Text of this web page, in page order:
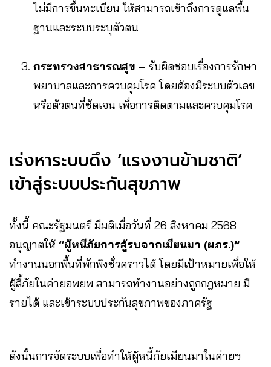
ไม่มีการขึ้นทะเบียน ให้สามารถเข้าถึงการดูแลพื้น
ฐานและระบบระบุตัวตน
กระทรวงสาธารณสุข – รับผิดชอบเรื่องการรักษา
พยาบาลและการควบคุมโรค โดยต้องมีระบบตัวเลข
หรือตัวตนที่ชัดเจน เพื่อการติดตามและควบคุมโรค
เร่งหาระบบดึง ‘แรงงานข้ามชาติ’
เข้าสู่ระบบประกันสุขภาพ
ทั้งนี้ คณะรัฐมนตรี มีมติเมื่อวันที่ 26 สิงหาคม 2568
อนุญาตให้ “ผู้หนีภัยการสู้รบจากเมียนมา (ผภร.)”
ทำงานนอกพื้นที่พักพิงชั่วคราวได้ โดยมีเป้าหมายเพื่อให้
ผู้ลี้ภัยในค่ายอพยพ สามารถทำงานอย่างถูกกฎหมาย มี
รายได้ และเข้าระบบประกันสุขภาพของภาครัฐ
ดังนั้นการจัดระบบเพื่อทำให้ผู้หนี้ภัยเมียนมาในค่ายฯ